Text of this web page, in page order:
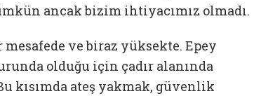
ancak bizim ihtiyacımız olmadı.
ve biraz yüksekte. Epey
olduğu için çadır alanında
kısımda ateş yakmak, güvenlik